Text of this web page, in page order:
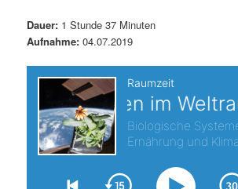
t
s
r
a
l
s
Dauer: 1 Stunde 37 Minuten
Aufnahme: 04.07.2019